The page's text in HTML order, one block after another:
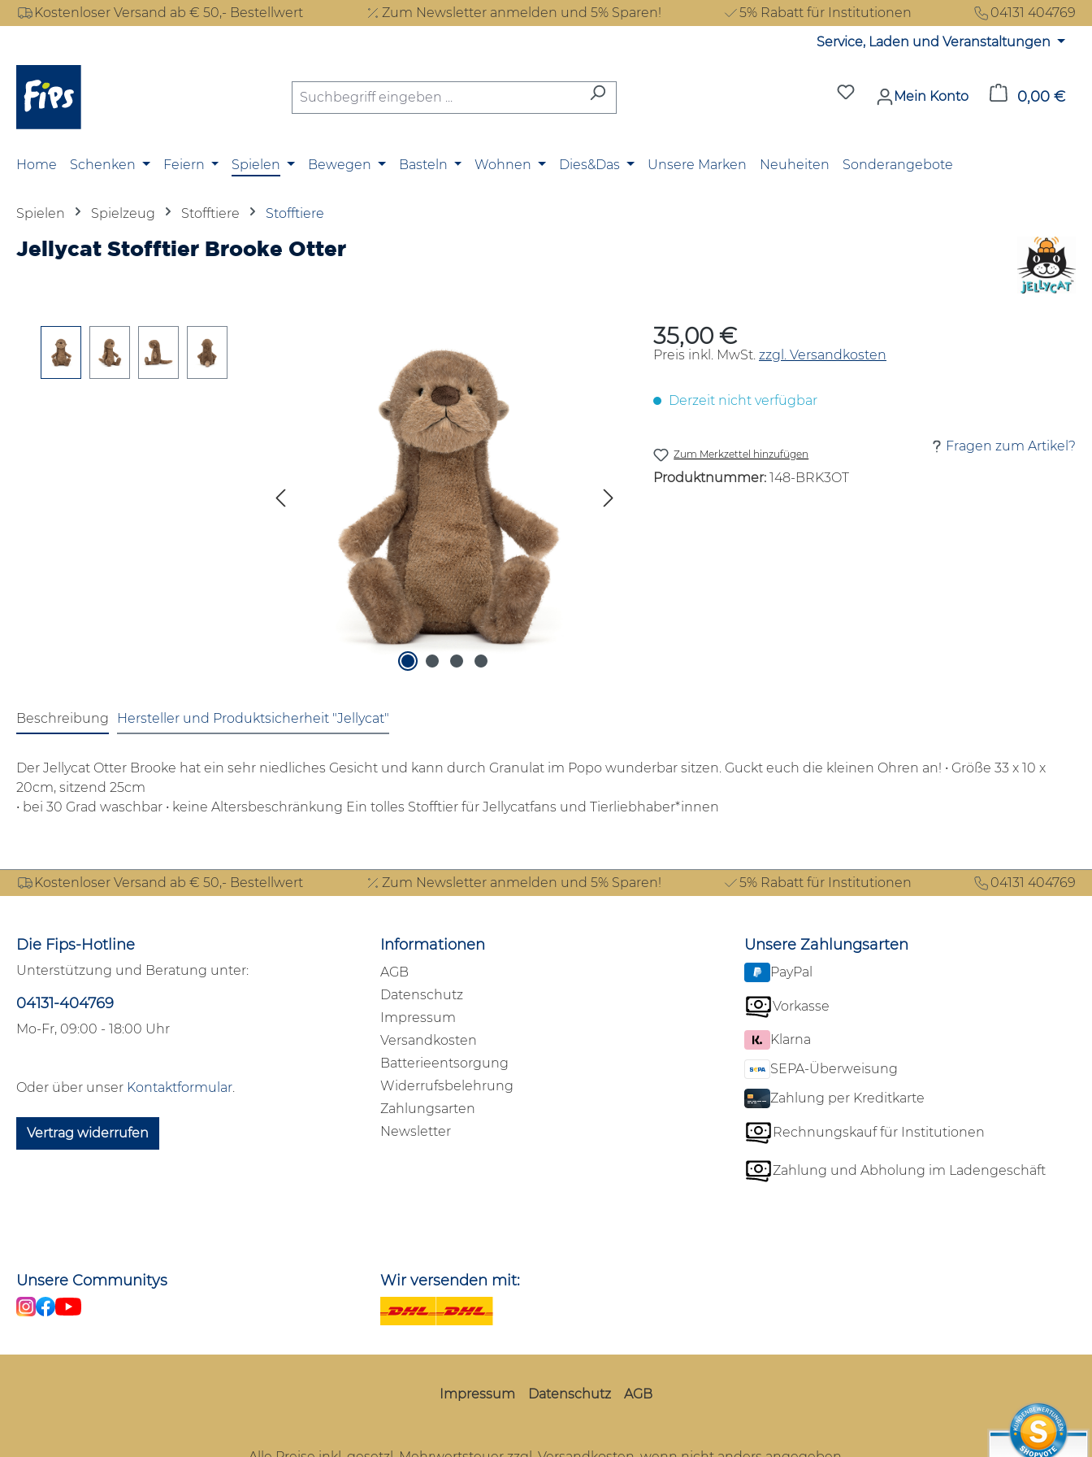
Hauptinhalt springen
Zur Suche springen
Zur Hauptnavigation springen
Kostenloser Versand ab € 50,- Bestellwert Zum Newsletter anmelden und 5% Sparen! 5% Rabatt für Institutionen
04131 404769
Service, Laden und Veranstaltungen
Du hast 0 Produkte auf dem
Mein Konto 0,00 €
Home Schenken Feiern Spielen Bewegen Basteln Wohnen Dies&Das Unsere Marken Neuheiten Sonderangebote
Spielen Spielzeug Stofftiere Stofftiere
Jellycat Stofftier Brooke Otter
Bildergalerie überspringen Regulärer Preis:
35,00 €
Preis inkl. MwSt. zzgl. Versandkosten
Derzeit nicht verfügbar
Zum Merkzettel hinzufügen
Fragen zum Artikel?
Produktnummer: 148-BRK3OT
Beschreibung Hersteller und Produktsicherheit "Jellycat"
Der Jellycat Otter Brooke hat ein sehr niedliches Gesicht und kann durch Granulat im Popo wunderbar sitzen. Guckt euch die kleinen Ohren an! • Größe 33 x 10 x
20cm, sitzend 25cm
• bei 30 Grad waschbar • keine Altersbeschränkung Ein tolles Stofftier für Jellycatfans und Tierliebhaber*innen
Kostenloser Versand ab € 50,- Bestellwert Zum Newsletter anmelden und 5% Sparen! 5% Rabatt für Institutionen 04131 404769
Die Fips-Hotline
Unterstützung und Beratung unter:
04131-404769
Mo-Fr, 09:00 - 18:00 Uhr
Oder über unser Kontaktformular.
Vertrag widerrufen
Informationen
AGB
Datenschutz
Impressum
Versandkosten
Batterieentsorgung
Widerrufsbelehrung
Zahlungsarten
Newsletter
Unsere Zahlungsarten
PayPal
Vorkasse
Klarna
SEPA-Überweisung
Zahlung per Kreditkarte
Rechnungskauf für Institutionen
Zahlung und Abholung im Ladengeschäft
Unsere Communitys Wir versenden mit:
Impressum Datenschutz AGB